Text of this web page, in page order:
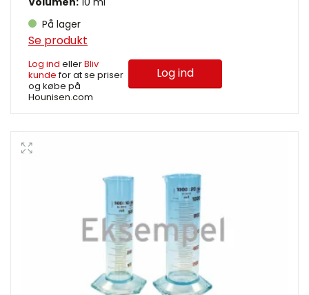
På lager
Se produkt
Log ind ellerBliv
kundefor at se priser
og købe på
Hounisen.com
Log ind